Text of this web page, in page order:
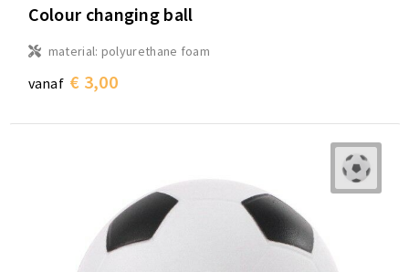
Colour changing ball
material: polyurethane foam
vanaf € 3,00